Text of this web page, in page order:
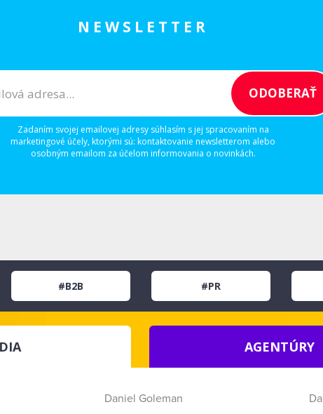
NEWSLETTER
Zadaním svojej emailovej adresy súhlasím s jej spracovaním na
marketingové účely, ktorými sú: kontaktovanie newsletterom alebo
osobným emailom za účelom informovania o novinkách.
#B2B #PR
AGENTÚRY
Daniel Goleman